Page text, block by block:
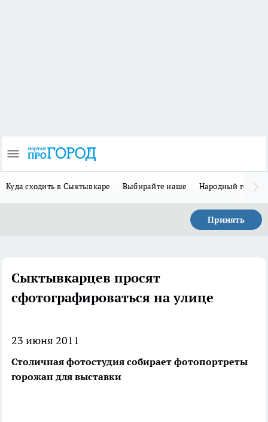
Куда сходить в Сыктывкаре Выбирайте наше Народный герой
Принять
Сыктывкарцев просят
сфотографироваться на улице
23 июня 2011
Столичная фотостудия собирает фотопортреты
горожан для выставки